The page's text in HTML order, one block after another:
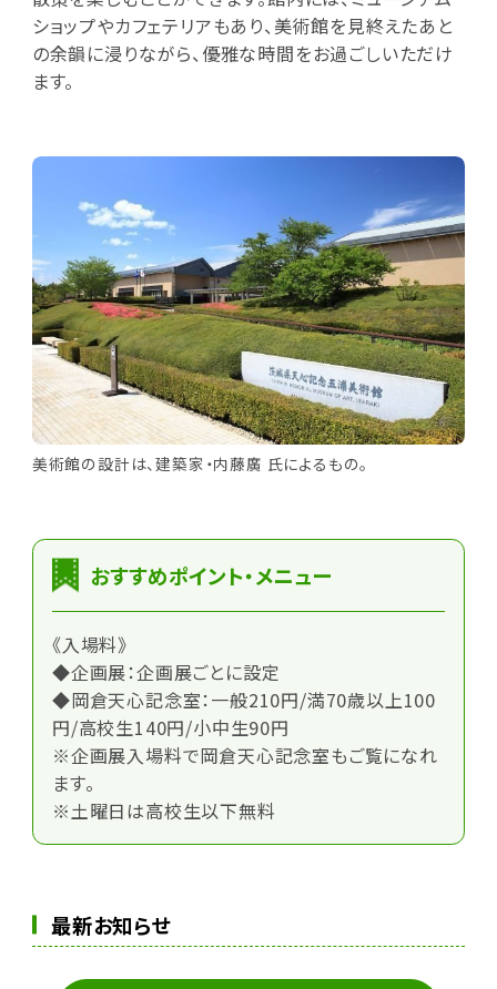
ショップやカフェテリアもあり、美術館を見終えたあと
の余韻に浸りながら、優雅な時間をお過ごしいただけ
ます。
美術館の設計は、建築家・内藤廣 氏によるもの。
おすすめポイント・メニュー
《入場料》
◆企画展：企画展ごとに設定
◆岡倉天心記念室：一般210円/満70歳以上100
円/高校生140円/小中生90円
※企画展入場料で岡倉天心記念室もご覧になれ
ます。
※土曜日は高校生以下無料
最新お知らせ